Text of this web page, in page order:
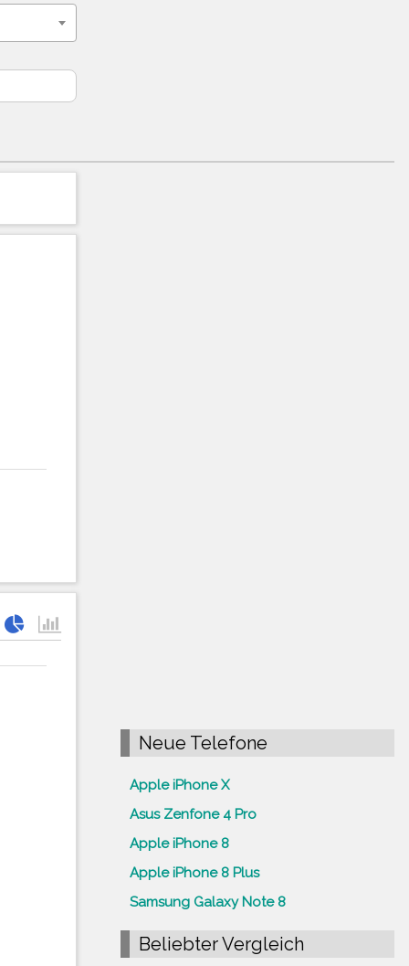
Neue Telefone
Apple iPhone X
Asus Zenfone 4 Pro
Apple iPhone 8
Apple iPhone 8 Plus
Samsung Galaxy Note 8
Beliebter Vergleich